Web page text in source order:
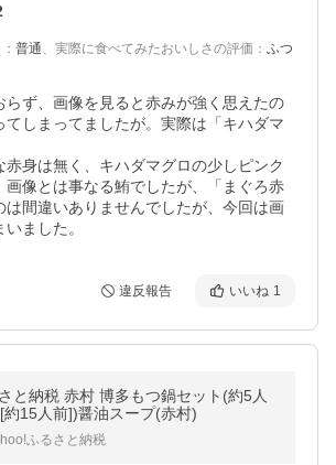
： 普通、 実際に食べてみたおいしさの評価 ： ふつ
らず、画像を見ると赤みが強く思えたの
てしまってましたが。実際は「キハダマ
赤身は無く、キハダマグロの少しピンク
画像とは事なる鮪でしたが、「まぐろ赤
は間違いありませんでしたが、今回は画
ました。
違反報告 いいね 1
と納税 赤村 博多もつ鍋セット(約5人
約15人前])醤油スープ(赤村)
ふるさと納税